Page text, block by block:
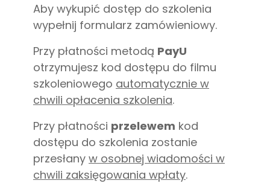
Aby wykupić dostęp do szkolenia
wypełnij formularz zamówieniowy.
Przy płatności metodą PayU
otrzymujesz kod dostępu do filmu
szkoleniowego automatycznie w
chwili opłacenia szkolenia.
Przy płatności przelewem kod
dostępu do szkolenia zostanie
przesłany w osobnej wiadomości w
chwili zaksięgowania wpłaty.